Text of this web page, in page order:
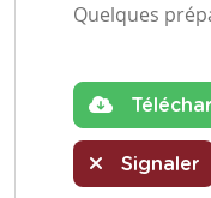
Quelques
Signaler